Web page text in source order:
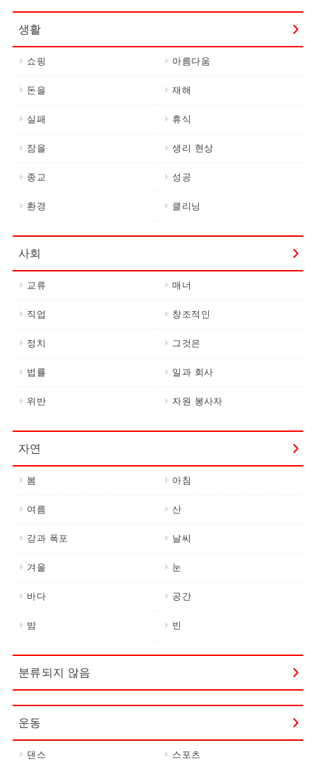
생활
쇼핑 아름다움
돈을 재해
실패 휴식
잠을 생리 현상
종교 성공
환경 클리닝
사회
교류 매너
직업 창조적인
정치 그것은
법률 일과 회사
위반 자원 봉사자
자연
봄 아침
여름 산
강과 폭포 날씨
겨울 눈
바다 공간
밤 빈
분류되지 않음
운동
댄스 스포츠